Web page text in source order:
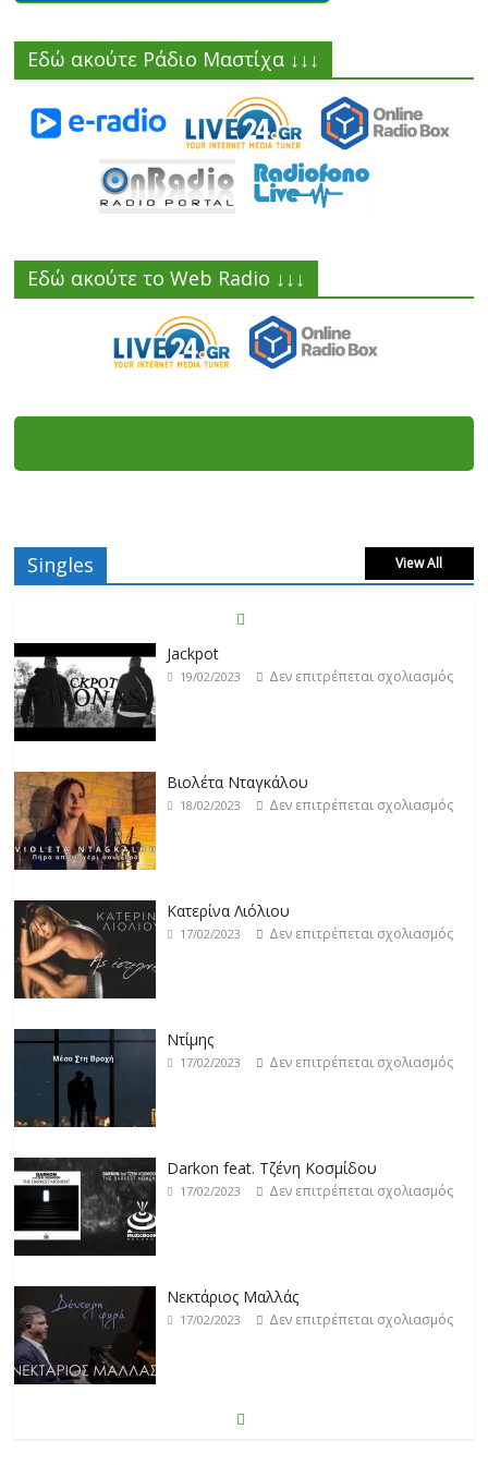
Εδώ ακούτε Ράδιο Μαστίχα ↓↓↓
Εδώ ακούτε το Web Radio ↓↓↓
Singles View All
Βιολέτα Νταγκάλου
18/02/2023 Δεν επιτρέπεται σχολιασμός
Κατερίνα Λιόλιου
17/02/2023 Δεν επιτρέπεται σχολιασμός
Ντίμης
17/02/2023 Δεν επιτρέπεται σχολιασμός
Darkon feat. Τζένη Κοσμίδου
17/02/2023 Δεν επιτρέπεται σχολιασμός
Νεκτάριος Μαλλάς
17/02/2023 Δεν επιτρέπεται σχολιασμός
George P. Lemos feat. Ασπασία Λαιμού
17/02/2023 Δεν επιτρέπεται σχολιασμός
Μάριος Δαρβίρας